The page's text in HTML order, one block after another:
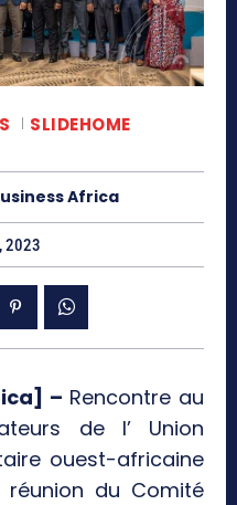
SLIDEHOME
Africa
2023
– Rencontre au
de l’ Union
ouest-africaine
réunion du Comité